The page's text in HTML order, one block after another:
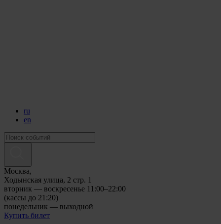
ru
en
Москва,
Ходынская улица, 2 стр. 1
вторник — воскресенье 11:00–22:00
(кассы до 21:20)
понедельник — выходной
Купить билет